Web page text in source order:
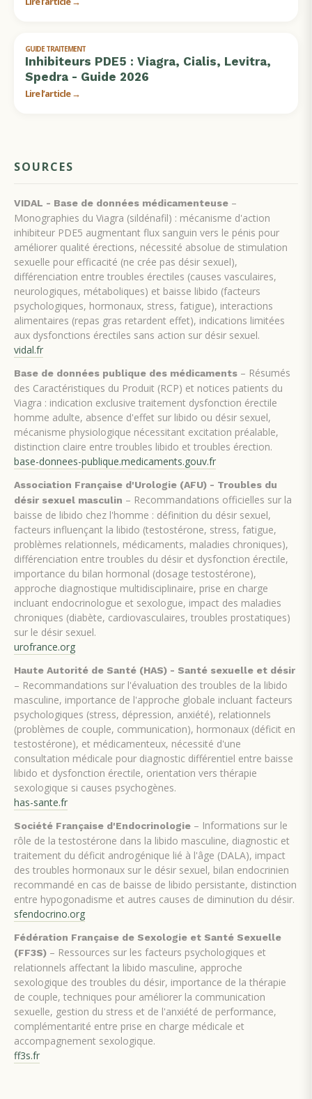
GUIDE TRAITEMENT
Inhibiteurs PDE5 : Viagra, Cialis, Levitra,
Spedra - Guide 2026
Lire l’article →
SOURCES
VIDAL - Base de données médicamenteuse –
Monographies du Viagra (sildénafil) : mécanisme d'action
inhibiteur PDE5 augmentant flux sanguin vers le pénis pour
améliorer qualité érections, nécessité absolue de stimulation
sexuelle pour efficacité (ne crée pas désir sexuel),
différenciation entre troubles érectiles (causes vasculaires,
neurologiques, métaboliques) et baisse libido (facteurs
psychologiques, hormonaux, stress, fatigue), interactions
alimentaires (repas gras retardent effet), indications limitées
aux dysfonctions érectiles sans action sur désir sexuel.
vidal.fr
Base de données publique des médicaments – Résumés
des Caractéristiques du Produit (RCP) et notices patients du
Viagra : indication exclusive traitement dysfonction érectile
homme adulte, absence d'effet sur libido ou désir sexuel,
mécanisme physiologique nécessitant excitation préalable,
distinction claire entre troubles libido et troubles érection.
base-donnees-publique.medicaments.gouv.fr
Association Française d'Urologie (AFU) - Troubles du
désir sexuel masculin – Recommandations officielles sur la
baisse de libido chez l'homme : définition du désir sexuel,
facteurs influençant la libido (testostérone, stress, fatigue,
problèmes relationnels, médicaments, maladies chroniques),
différenciation entre troubles du désir et dysfonction érectile,
importance du bilan hormonal (dosage testostérone),
approche diagnostique multidisciplinaire, prise en charge
incluant endocrinologue et sexologue, impact des maladies
chroniques (diabète, cardiovasculaires, troubles prostatiques)
sur le désir sexuel.
urofrance.org
Haute Autorité de Santé (HAS) - Santé sexuelle et désir
– Recommandations sur l'évaluation des troubles de la libido
masculine, importance de l'approche globale incluant facteurs
psychologiques (stress, dépression, anxiété), relationnels
(problèmes de couple, communication), hormonaux (déficit en
testostérone), et médicamenteux, nécessité d'une
consultation médicale pour diagnostic différentiel entre baisse
libido et dysfonction érectile, orientation vers thérapie
sexologique si causes psychogènes.
has-sante.fr
Société Française d'Endocrinologie – Informations sur le
rôle de la testostérone dans la libido masculine, diagnostic et
traitement du déficit androgénique lié à l'âge (DALA), impact
des troubles hormonaux sur le désir sexuel, bilan endocrinien
recommandé en cas de baisse de libido persistante, distinction
entre hypogonadisme et autres causes de diminution du désir.
sfendocrino.org
Fédération Française de Sexologie et Santé Sexuelle
(FF3S) – Ressources sur les facteurs psychologiques et
relationnels affectant la libido masculine, approche
sexologique des troubles du désir, importance de la thérapie
de couple, techniques pour améliorer la communication
sexuelle, gestion du stress et de l'anxiété de performance,
complémentarité entre prise en charge médicale et
accompagnement sexologique.
ff3s.fr